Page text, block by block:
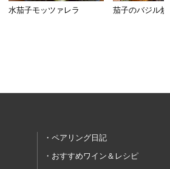
水茄子モッツァレラ 茄子のバジル炒
ペアリング日記
おすすめワイン＆レシピ